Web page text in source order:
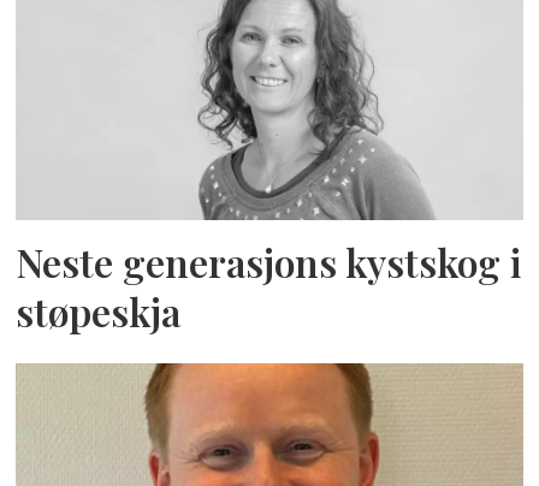
Neste generasjons kystskog i
støpeskja